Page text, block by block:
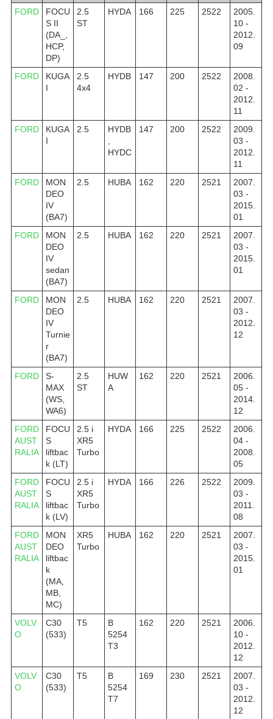
FORD
FOCU
S II
(DA_,
HCP,
DP)
2.5
ST
HYDA 166 225 2522
2005.
10 -
2012.
09
FORD
KUGA
I
2.5
4x4
HYDB 147 200 2522
2008.
02 -
2012.
11
FORD
KUGA
I
2.5
HYDB
HYDC
147 200 2522
2009.
03 -
2012.
11
FORD
MON
DEO
IV
(BA7)
2.5 HUBA 162 220 2521
2007.
03 -
2015.
01
FORD
MON
DEO
IV
sedan
(BA7)
2.5 HUBA 162 220 2521
2007.
03 -
2015.
01
FORD
MON
DEO
IV
Turnie
r
(BA7)
2.5 HUBA 162 220 2521
2007.
03 -
2012.
12
FORD
S-
MAX
(WS,
WA6)
2.5
ST
HUW
A
162 220 2521
2006.
05 -
2014.
12
FORD
AUST
RALIA
FOCU
S
liftbac
k (LT)
2.5 i
XR5
Turbo
HYDA 166 225 2522
2006.
04 -
2008.
05
FORD
AUST
RALIA
FOCU
S
liftbac
k (LV)
2.5 i
XR5
Turbo
HYDA 166 226 2522
2009.
03 -
2011.
08
FORD
AUST
RALIA
MON
DEO
liftbac
k
(MA,
MB,
MC)
XR5
Turbo
HUBA 162 220 2521
2007.
03 -
2015.
01
VOLV
O
C30
(533)
T5
B
5254
T3
162 220 2521
2006.
10 -
2012.
12
VOLV
O
C30
(533)
T5
B
5254
T7
169 230 2521
2007.
03 -
2012.
12